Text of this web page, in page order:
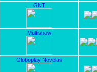
GNT
Multishow
Globoplay Novelas